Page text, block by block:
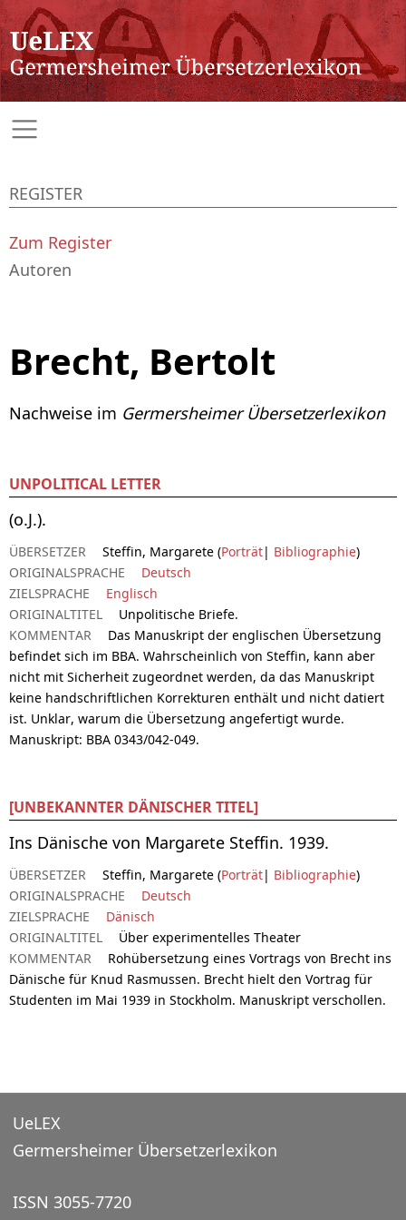
Brecht, Bertolt
Nachweise im Germersheimer Übersetzerlexikon
UNPOLITICAL LETTER
(o.J.).
ÜBERSETZER Steffin, Margarete (Porträt| Bibliographie)
ORIGINALSPRACHE
Deutsch
ZIELSPRACHE
Englisch
ORIGINALTITEL
Unpolitische Briefe.
KOMMENTAR
Das Manuskript der englischen Übersetzung
befindet sich im BBA. Wahrscheinlich von Steffin, kann aber
nicht mit Sicherheit zugeordnet werden, da das Manuskript
keine handschriftlichen Korrekturen enthält und nicht datiert
ist. Unklar, warum die Übersetzung angefertigt wurde.
Manuskript: BBA 0343/042-049.
[UNBEKANNTER DÄNISCHER TITEL]
Ins Dänische von Margarete Steffin. 1939.
ÜBERSETZER Steffin, Margarete (Porträt| Bibliographie)
ORIGINALSPRACHE
Deutsch
ZIELSPRACHE
Dänisch
ORIGINALTITEL
Über experimentelles Theater
KOMMENTAR
Rohübersetzung eines Vortrags von Brecht ins
Dänische für Knud Rasmussen. Brecht hielt den Vortrag für
Studenten im Mai 1939 in Stockholm. Manuskript verschollen.
REGISTER
Zum Register
Autoren
UeLEX
Germersheimer Übersetzerlexikon
ISSN 3055-7720